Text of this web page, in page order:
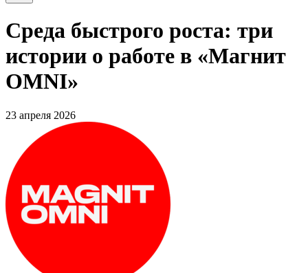
Среда быстрого роста: три
истории о работе в «Магнит
OMNI»
23 апреля 2026